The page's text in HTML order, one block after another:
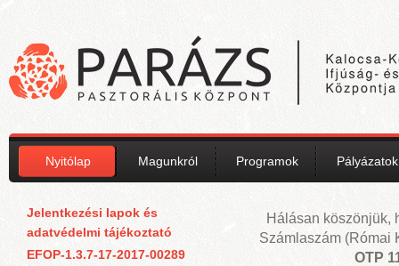
Nyitólap Magunkról Programok Pályázatok
Jelentkezési lapok és
adatvédelmi tájékoztató
EFOP-1.3.7-17-2017-00289
Hálásan köszönjük,
Számlaszám (Római
OTP